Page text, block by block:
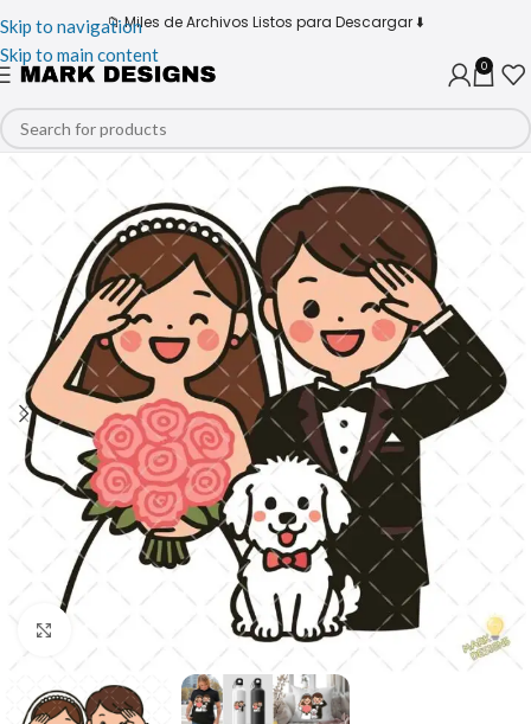
Skip to navigation
Skip to main content
📁 Miles de Archivos Listos para Descargar ⬇️
0